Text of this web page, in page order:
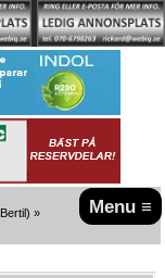
Menu ≡
Bertil) »